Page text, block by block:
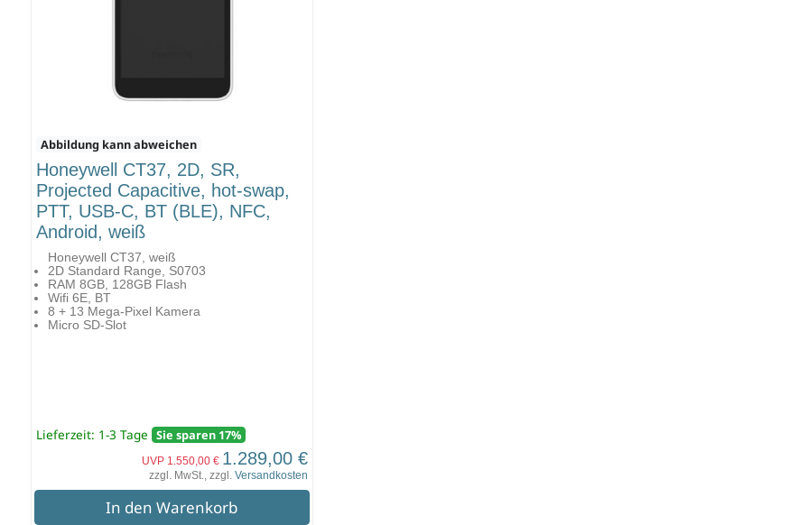
Abbildung kann abweichen
Honeywell CT37, 2D, SR,
Projected Capacitive, hot-swap,
PTT, USB-C, BT (BLE), NFC,
Android, weiß
Honeywell CT37, weiß
2D Standard Range, S0703
RAM 8GB, 128GB Flash
Wifi 6E, BT
8 + 13 Mega-Pixel Kamera
Micro SD-Slot
Lieferzeit: 1-3 Tage Sie sparen 17%
UVP 1.550,00 € 1.289,00 €
zzgl. MwSt., zzgl. Versandkosten
In den Warenkorb